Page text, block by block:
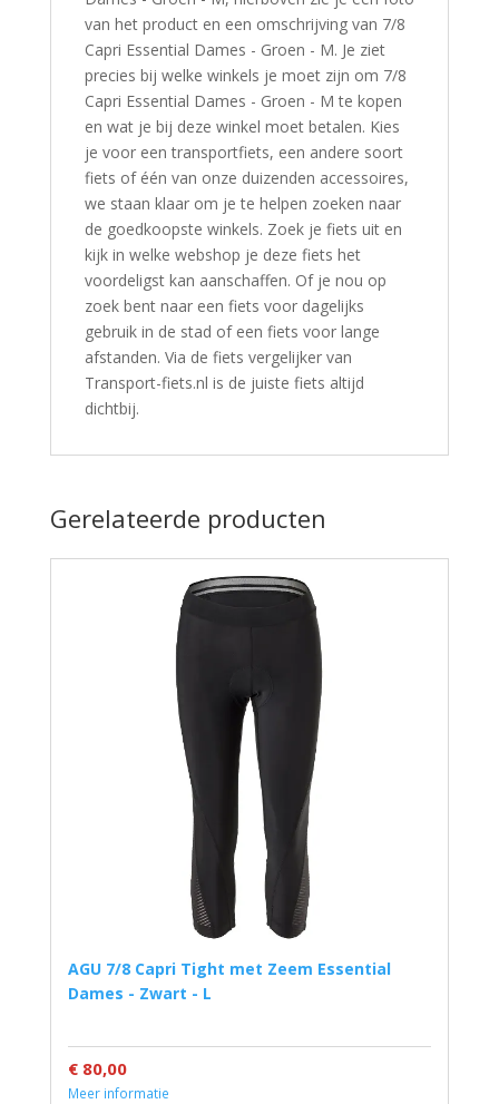
van het product en een omschrijving van 7/8
Capri Essential Dames - Groen - M. Je ziet
precies bij welke winkels je moet zijn om 7/8
Capri Essential Dames - Groen - M te kopen
en wat je bij deze winkel moet betalen. Kies
je voor een transportfiets, een andere soort
fiets of één van onze duizenden accessoires,
we staan klaar om je te helpen zoeken naar
de goedkoopste winkels. Zoek je fiets uit en
kijk in welke webshop je deze fiets het
voordeligst kan aanschaffen. Of je nou op
zoek bent naar een fiets voor dagelijks
gebruik in de stad of een fiets voor lange
afstanden. Via de fiets vergelijker van
Transport-fiets.nl is de juiste fiets altijd
dichtbij.
Gerelateerde producten
AGU 7/8 Capri Tight met Zeem Essential
Dames - Zwart - L
€ 80,00
Meer informatie